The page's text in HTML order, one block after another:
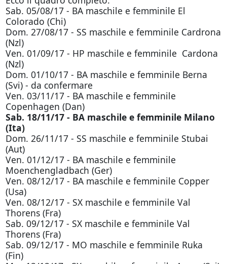
Sab. 05/08/17 - BA maschile e femminile El
Colorado (Chi)
Dom. 27/08/17 - SS maschile e femminile Cardrona
(Nzl)
Ven. 01/09/17 - HP maschile e femminile Cardona
(Nzl)
Dom. 01/10/17 - BA maschile e femminile Berna
(Svi) - da confermare
Ven. 03/11/17 - BA maschile e femminile
Copenhagen (Dan)
Sab. 18/11/17 - BA maschile e femminile Milano
(Ita)
Dom. 26/11/17 - SS maschile e femminile Stubai
(Aut)
Ven. 01/12/17 - BA maschile e femminile
Moenchengladbach (Ger)
Ven. 08/12/17 - BA maschile e femminile Copper
(Usa)
Ven. 08/12/17 - SX maschile e femminile Val
Thorens (Fra)
Sab. 09/12/17 - SX maschile e femminile Val
Thorens (Fra)
Sab. 09/12/17 - MO maschile e femminile Ruka
(Fin)